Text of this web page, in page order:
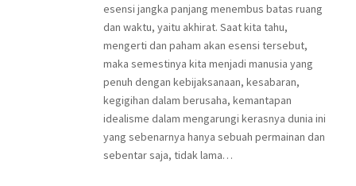
esensi jangka panjang menembus batas ruang
dan waktu, yaitu akhirat. Saat kita tahu,
mengerti dan paham akan esensi tersebut,
maka semestinya kita menjadi manusia yang
penuh dengan kebijaksanaan, kesabaran,
kegigihan dalam berusaha, kemantapan
idealisme dalam mengarungi kerasnya dunia ini
yang sebenarnya hanya sebuah permainan dan
sebentar saja, tidak lama…